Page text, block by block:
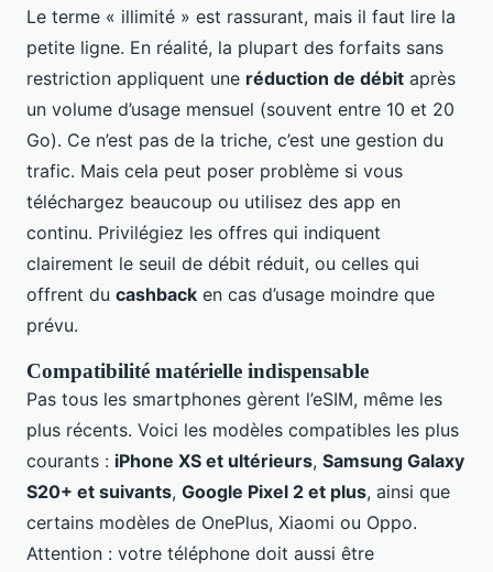
Le terme « illimité » est rassurant, mais il faut lire la
petite ligne. En réalité, la plupart des forfaits sans
restriction appliquent une réduction de débit après
un volume d’usage mensuel (souvent entre 10 et 20
Go). Ce n’est pas de la triche, c’est une gestion du
trafic. Mais cela peut poser problème si vous
téléchargez beaucoup ou utilisez des app en
continu. Privilégiez les offres qui indiquent
clairement le seuil de débit réduit, ou celles qui
offrent du cashback en cas d’usage moindre que
prévu.
Compatibilité matérielle indispensable
Pas tous les smartphones gèrent l’eSIM, même les
plus récents. Voici les modèles compatibles les plus
courants : iPhone XS et ultérieurs, Samsung Galaxy
S20+ et suivants, Google Pixel 2 et plus, ainsi que
certains modèles de OnePlus, Xiaomi ou Oppo.
Attention : votre téléphone doit aussi être